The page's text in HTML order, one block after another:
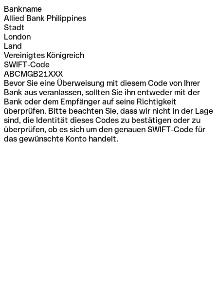
Bankname
Allied Bank Philippines
Stadt
London
Land
Vereinigtes Königreich
SWIFT-Code
ABCMGB21XXX
Bevor Sie eine Überweisung mit diesem Code von Ihrer
Bank aus veranlassen, sollten Sie ihn entweder mit der
Bank oder dem Empfänger auf seine Richtigkeit
überprüfen. Bitte beachten Sie, dass wir nicht in der Lage
sind, die Identität dieses Codes zu bestätigen oder zu
überprüfen, ob es sich um den genauen SWIFT-Code für
das gewünschte Konto handelt.